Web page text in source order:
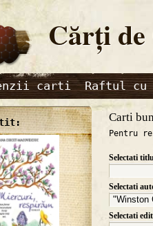
Cărţi
carti Raftul
Carti
Pentru
Selectati
Selectati
Selectati